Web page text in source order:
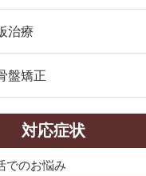
治療
盤矯正
対応症状